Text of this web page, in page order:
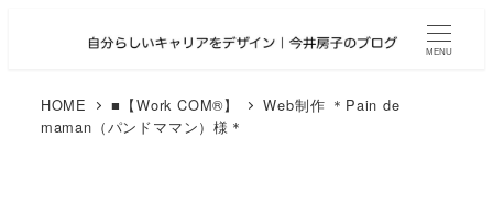
MENU
HOME ■【Work COM®︎】
Web制作 ＊Pain de
maman（パンドママン）様＊